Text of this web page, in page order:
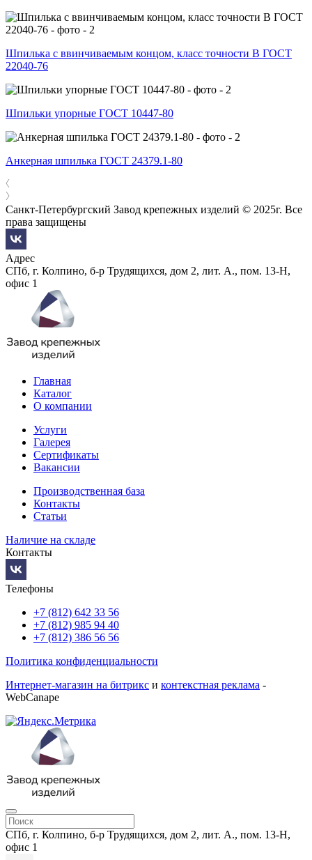
Шпилька с ввинчиваемым концом, класс точности В ГОСТ
22040-76
Шпильки упорные ГОСТ 10447-80
Анкерная шпилька ГОСТ 24379.1-80
Санкт-Петербургский Завод крепежных изделий © 2025г. Все
права защищены
Адрес
СПб, г. Колпино, б-р Трудящихся, дом 2, лит. А., пом. 13-Н,
офис 1
Главная
Каталог
О компании
Услуги
Галерея
Сертификаты
Вакансии
Производственная база
Контакты
Статьи
Наличие на складе
Контакты
Телефоны
+7 (812) 642 33 56
+7 (812) 985 94 40
+7 (812) 386 56 56
Политика конфиденциальности
Интернет-магазин на битрикс и контекстная реклама -
WebCanape
СПб, г. Колпино, б-р Трудящихся, дом 2, лит. А., пом. 13-Н,
офис 1